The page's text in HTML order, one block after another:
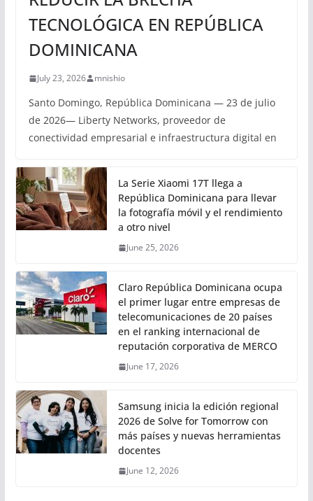
TECNOLÓGICA EN REPÚBLICA
DOMINICANA
July 23, 2026 mnishio
Santo Domingo, República Dominicana — 23 de julio
de 2026— Liberty Networks, proveedor de
conectividad empresarial e infraestructura digital en
La Serie Xiaomi 17T llega a
República Dominicana para llevar
la fotografía móvil y el rendimiento
a otro nivel
June 25, 2026
Claro República Dominicana ocupa
el primer lugar entre empresas de
telecomunicaciones de 20 países
en el ranking internacional de
reputación corporativa de MERCO
June 17, 2026
Samsung inicia la edición regional
2026 de Solve for Tomorrow con
más países y nuevas herramientas
docentes
June 12, 2026